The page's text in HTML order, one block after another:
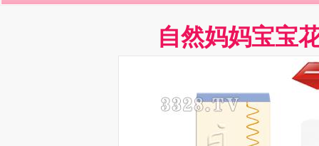
自然妈妈宝宝